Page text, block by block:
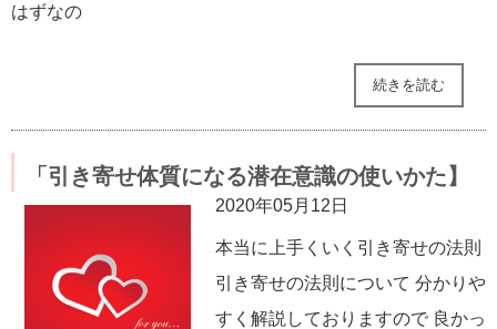
はずなの
続きを読む
「引き寄せ体質になる潜在意識の使いかた】
2020年05月12日
本当に上手くいく引き寄せの法則
引き寄せの法則について 分かりや
すく解説しておりますので 良かっ